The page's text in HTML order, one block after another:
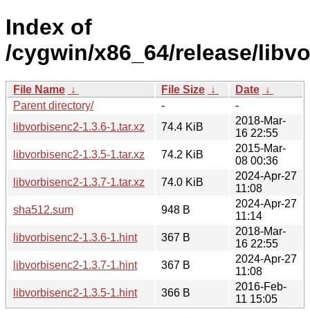
Index of
/cygwin/x86_64/release/
File Name ↓ File Size ↓ Date ↓
Parent directory/
-
-
libvorbisenc2-1.3.6-1.tar.xz
74.4 KiB
2018-Mar-
16 22:55
libvorbisenc2-1.3.5-1.tar.xz
74.2 KiB
2015-Mar-
08 00:36
libvorbisenc2-1.3.7-1.tar.xz
74.0 KiB
2024-Apr-27
11:08
sha512.sum
948 B
2024-Apr-27
11:14
libvorbisenc2-1.3.6-1.hint
367 B
2018-Mar-
16 22:55
libvorbisenc2-1.3.7-1.hint
367 B
2024-Apr-27
11:08
libvorbisenc2-1.3.5-1.hint
366 B
2016-Feb-
11 15:05